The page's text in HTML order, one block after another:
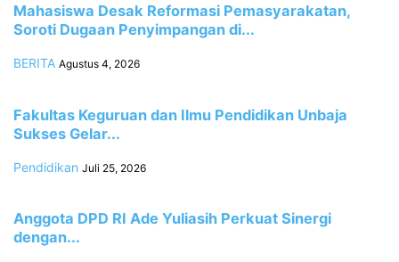
Mahasiswa Desak Reformasi Pemasyarakatan,
Soroti Dugaan Penyimpangan di...
BERITA Agustus 4, 2026
Fakultas Keguruan dan Ilmu Pendidikan Unbaja
Sukses Gelar...
Pendidikan Juli 25, 2026
Anggota DPD RI Ade Yuliasih Perkuat Sinergi
dengan...